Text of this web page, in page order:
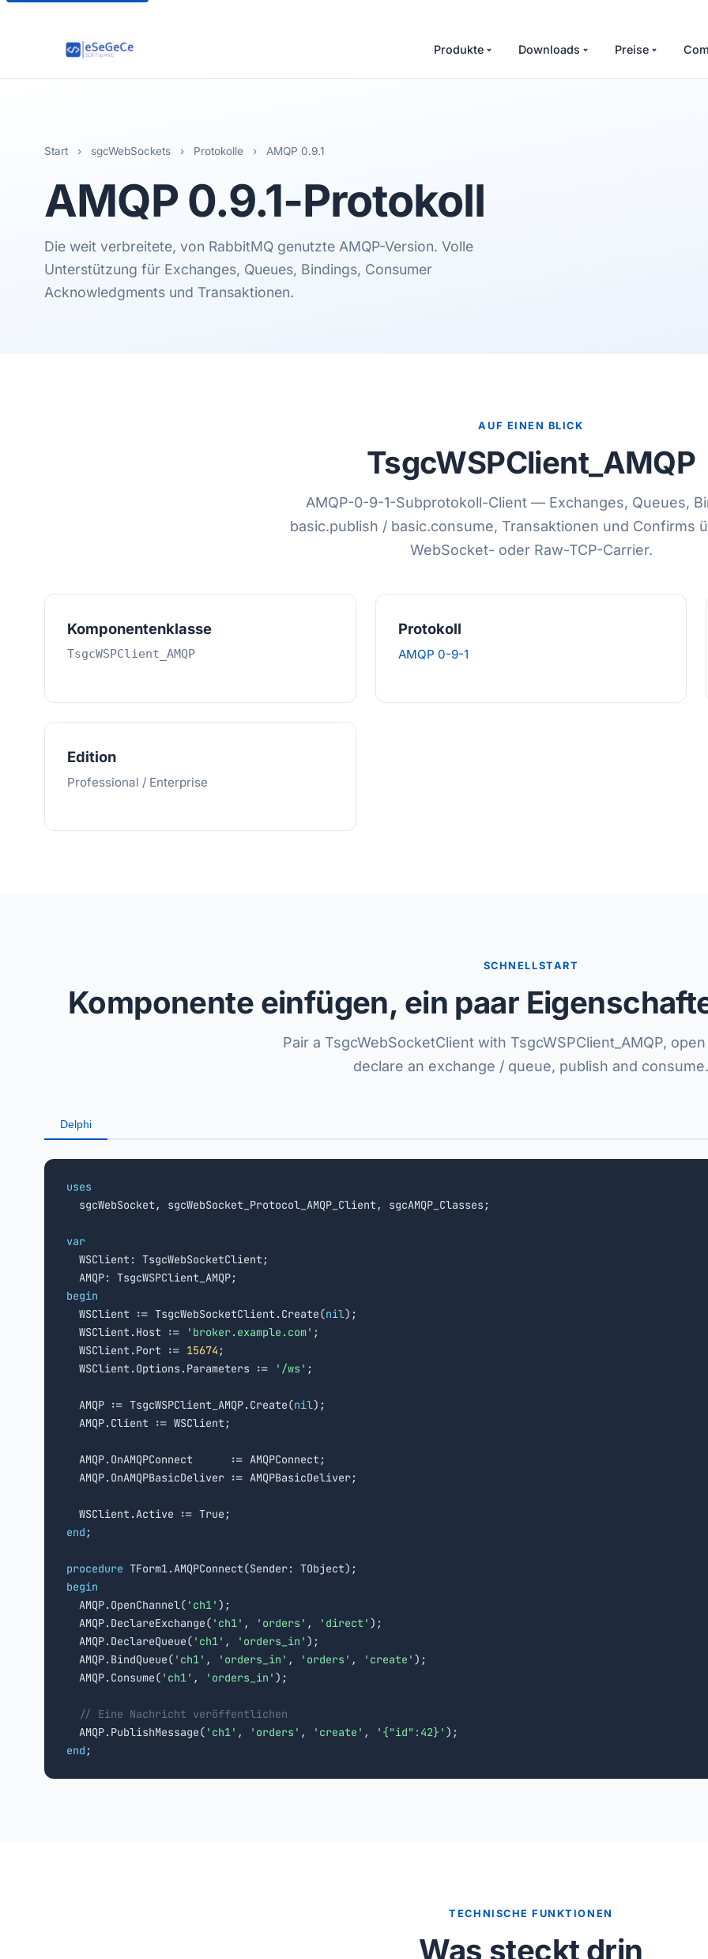
Produkte Downloads Preise
Start › sgcWebSockets › Protokolle › AMQP 0.9.1
AMQP 0.9.1-Protokoll
Die weit verbreitete, von RabbitMQ genutzte AMQP-Version. Volle
Unterstützung für Exchanges, Queues, Bindings, Consumer
Acknowledgments und Transaktionen.
AUF EINEN BLICK
TsgcWSPClient_AMQP
AMQP-0-9-1-Subprotokoll-Client — Exchanges, Queues,
basic.publish / basic.consume, Transaktionen und Confirms
WebSocket- oder Raw-TCP-Carrier.
Komponentenklasse
TsgcWSPClient_AMQP
Protokoll
AMQP 0-9-1
Edition
Professional / Enterprise
SCHNELLSTART
Komponente einfügen, ein paar
Pair a TsgcWebSocketClient with TsgcWSPClient_AMQP,
declare an exchange / queue, publish and consume.
Delphi
uses
sgcWebSocket, sgcWebSocket_Protocol_AMQP_Client, sgcAMQP_Classes;
var
WSClient: TsgcWebSocketClient;
begin
WSClient := TsgcWebSocketClient.Create(nil);
  WSClient.Host :=
'broker.example.com' ;
  WSClient.Port :=
15674 ;
  WSClient.Options.Parameters :=
'/ws' ;
  AMQP := TsgcWSPClient_AMQP.Create(
nil);
  AMQP.Client := WSClient;
  AMQP.OnAMQPConnect      := AMQPConnect;
  AMQP.OnAMQPBasicDeliver := AMQPBasicDeliver;
end ;
procedure
begin
AMQP.OpenChannel( 'ch1' );
  AMQP.DeclareExchange(
'ch1' , 'orders' , 'direct' );
  AMQP.DeclareQueue(
'ch1' , 'orders_in' );
  AMQP.BindQueue(
'ch1' , 'orders_in' , 'orders' , 'create' );
  AMQP.Consume(
'ch1' , 'orders_in' );
// Eine Nachricht veröffentlichen
  AMQP.PublishMessage(
'ch1' , 'orders' , 'create' , '{"id":42}'
end ;
TECHNISCHE FUNKTIONEN
Was steckt drin